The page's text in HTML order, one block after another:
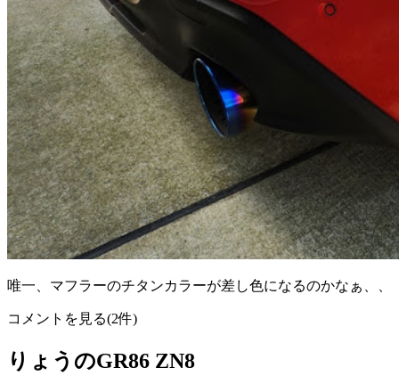
唯一、マフラーのチタンカラーが差し色になるのかなぁ、、
コメントを見る(2件)
りょうのGR86 ZN8